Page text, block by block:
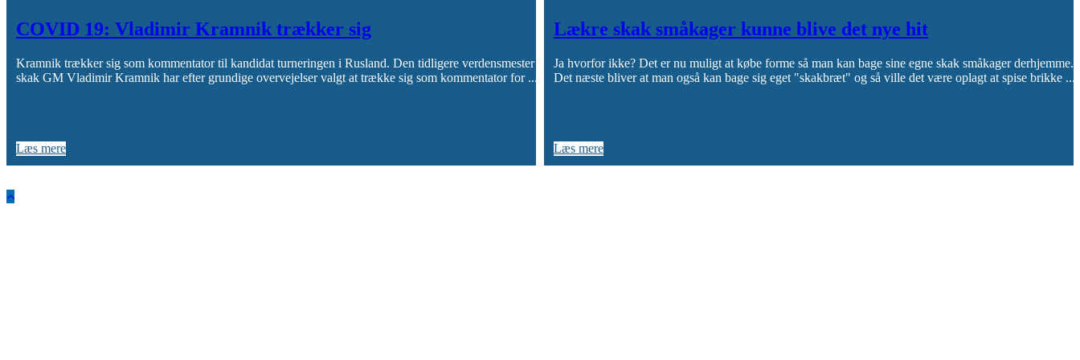
COVID 19: Vladimir Kramnik trækker sig
Kramnik trækker sig som kommentator til kandidat turneringen i Rusland. Den tidligere verdensmester i
skak GM Vladimir Kramnik har efter grundige overvejelser valgt at trække sig som kommentator for
Læs mere
Lækre skak småkager kunne blive det nye hit
Ja hvorfor ikke? Det er nu muligt at købe forme så man kan bage sine egne skak småkager derhjemme.
Det næste bliver at man også kan bage sig eget "skakbræt" og så ville det være oplagt at spise brikke
Læs mere